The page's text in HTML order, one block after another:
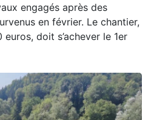
engagés après des
en février. Le chantier,
doit s’achever le 1er